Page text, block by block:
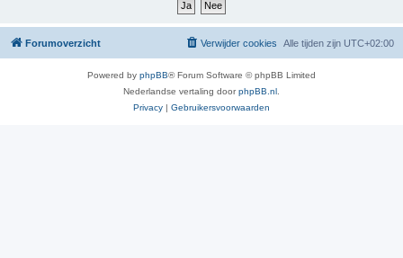
Forumoverzicht Alle tijden zijn UTC+02:00
Verwijder cookies
Powered by phpBB® Forum Software © phpBB Limited
Nederlandse vertaling doorphpBB.nl
Privacy | Gebruikersvoorwaarden